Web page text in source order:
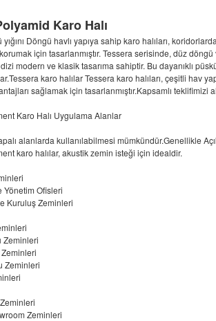
Karo Halı
Döngü havlı yapıya sahip karo halıları,
için tasarlanmıştır. Tessera serisinde, düz döngü
modern ve klasik tasarıma sahiptir. Bu dayanıklı
karo halılar Tessera karo halıları, çeşitli hav
sağlamak için tasarlanmıştır.Kapsamlı teklifimizi
Karo Halı Uygulama Alanlar
alanlarda kullanılabilmesi mümkündür.Genellikle
karo halılar, akustik zemin isteği için idealdir.
Yönetim Ofisleri
Kuruluş Zeminleri
Zeminleri
Zeminleri
Zeminleri